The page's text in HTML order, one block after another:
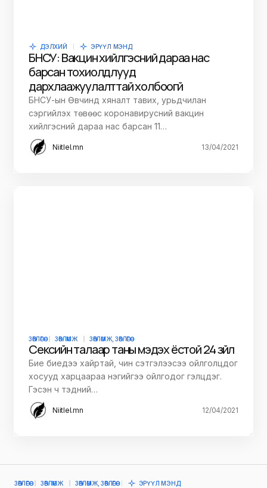
ДЭЛХИЙ ЭРҮҮЛ МЭНД
БНСУ: Вакцин хийлгэсний дараа нас
барсан тохиолдлууд
дархлаажуулалттай холбоогүй
БНСУ-ын Өвчинд хяналт тавих, урьдчилан
сэргийлэх төвөөс коронавирусний вакцин
хийлгэсний дараа нас барсан 11…
Niitlel.mn 13/04/2021
ЗӨВЛӨГӨӨ ЗӨВЛӨМЖ ЗӨВЛӨМЖ, ЗӨВЛӨГӨӨ
Сексийн талаар таны мэдэх ёстой 24 зүйл
Бие биедээ хайртай, чин сэтгэлээсээ ойлголцдог
хосууд харцаараа нэгийгээ ойлгодог гэлцдэг.
Гэсэн ч тэдний…
Niitlel.mn 12/04/2021
ЗӨВЛӨГӨӨ ЗӨВЛӨМЖ ЗӨВЛӨМЖ, ЗӨВЛӨГӨӨ ЭРҮҮЛ МЭНД